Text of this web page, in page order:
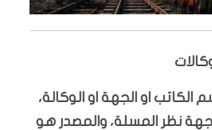
الكاتب او الجهة او الوكالة،
نظر المسلة، والمصدر هو